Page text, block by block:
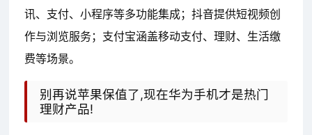
讯、支付、小程序等多功能集成；抖音提供短视频创
作与浏览服务；支付宝涵盖移动支付、理财、生活缴
费等场景。
别再说苹果保值了,现在华为手机才是热门
理财产品!